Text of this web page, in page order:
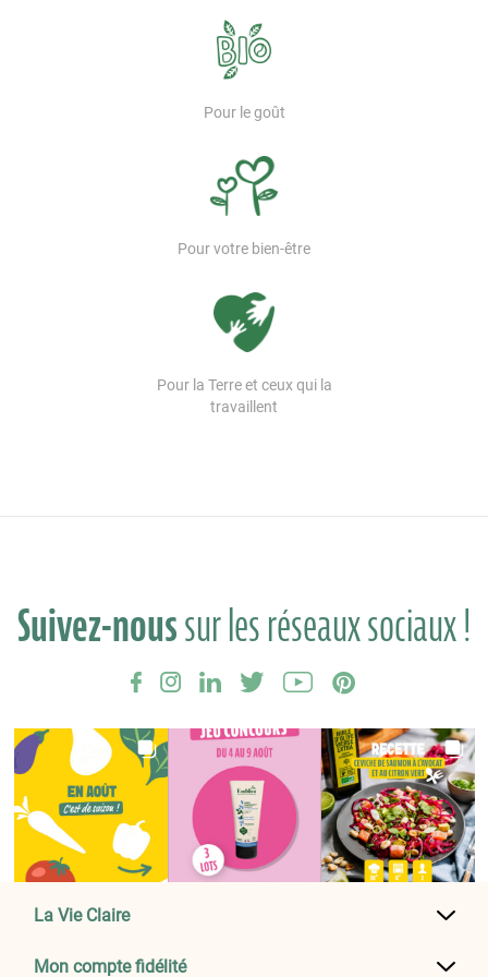
Pour le goût
Pour votre bien-être
Pour la Terre et ceux qui la
travaillent
Suivez-noussur les réseaux sociaux !
La Vie Claire
Mon compte fidélité